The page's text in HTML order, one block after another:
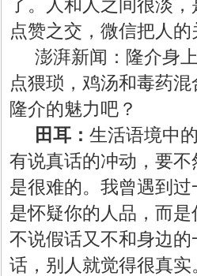
了。人和人之间很淡
点赞之交，微信把人
澎湃新闻：隆介身
点猥琐，鸡汤和毒药
隆介的魅力吧？
田耳： 生活语境中
有说真话的冲动，要
是很难的。我曾遇到
是怀疑你的人品，而
不说假话又不和身边
话，别人就觉得很真